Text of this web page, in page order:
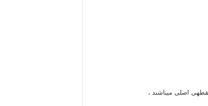
اصلی میباشند ،